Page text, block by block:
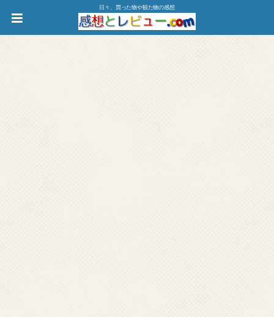
日々、買った物や観た物の感想